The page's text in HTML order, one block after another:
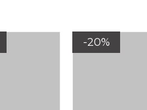
-20%